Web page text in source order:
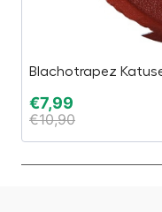
Blachotrapez
€7,99
€10,90